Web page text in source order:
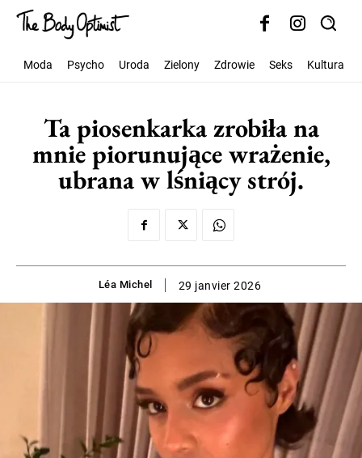
Moda Psycho Uroda Zielony Zdrowie Seks Kultura
Ta piosenkarka zrobiła na
mnie piorunujące wrażenie,
ubrana w lśniący strój.
Léa Michel 29 janvier 2026